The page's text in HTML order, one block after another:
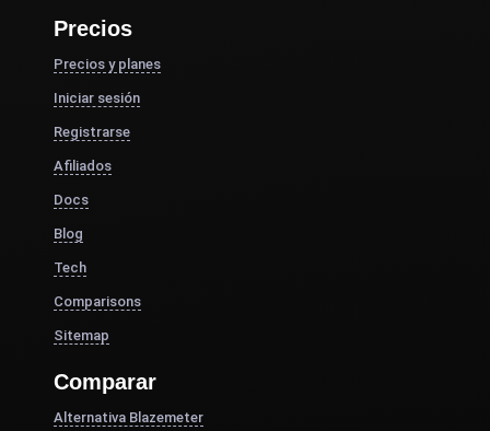
Precios
Precios y planes
Iniciar sesión
Registrarse
Afiliados
Docs
Blog
Tech
Comparisons
Sitemap
Comparar
Alternativa Blazemeter